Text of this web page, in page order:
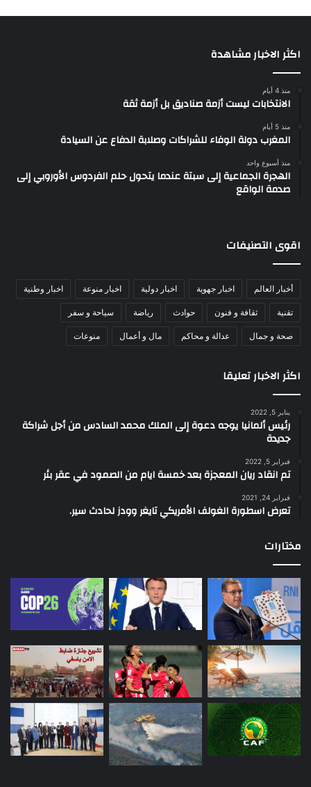
اكثر الاخبار مشاهدة
منذ 4 أيام
الانتخابات ليست أزمة صناديق بل أزمة ثقة
منذ 5 أيام
المغرب دولة الوفاء للشراكات وصلابة الدفاع عن السيادة
منذ أسبوع واحد
الهجرة الجماعية إلى سبتة عندما يتحول حلم الفردوس الأوروبي إلى
صدمة الواقع
اقوى التصنيفات
أخبار العالم اخبار جهوية اخبار دولية اخبار منوعة اخبار وطنية
تقنية ثقافة و فنون حوادث رياضة سياحة و سفر
صحة و جمال عدالة و محاكم مال و أعمال منوعات
اكثر الاخبار تعليقا
يناير 5, 2022
رئيس ألمانيا يوجه دعوة إلى الملك محمد السادس من أجل شراكة
جديدة
فبراير 5, 2022
تم انقاد ريان المعجزة بعد خمسة ايام من الصمود في عقر بئر
فبراير 24, 2021
تعرض اسطورة الغولف الأمريكي تايغر وودز لحادث سير.
مختارات